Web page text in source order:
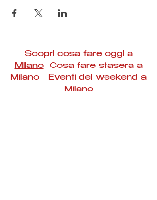
Scopri cosa fare oggi a
MilanoCosa fare stasera a
Milano Eventi del weekend a
Milano